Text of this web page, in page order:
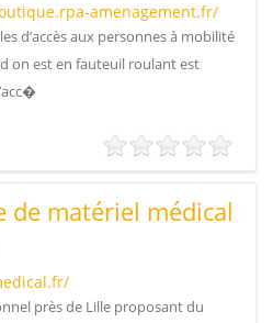
amenagement.fr/
d’accès aux personnes à mobilité
on est en fauteuil roulant est
de matériel médical
près de Lille proposant du